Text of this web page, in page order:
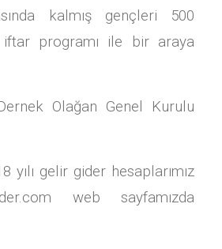
kalmış gençleri 500
iftar programı ile bir araya
Olağan Genel Kurulu
yılı gelir gider hesaplarımız
web sayfamızda